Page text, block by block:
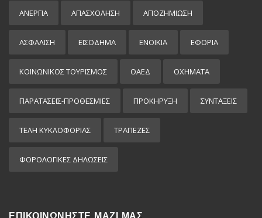
ΑΝΕΡΓΙΑ ΑΠΑΣΧΟΛΗΣΗ ΑΠΟΖΗΜΙΩΣΗ
ΑΣΦΑΛΙΣΗ ΕΙΣΌΔΗΜΑ ΕΝΟΙΚΙΑ ΕΦΟΡΙΑ
ΚΟΙΝΩΝΙΚΟΣ ΤΟΥΡΙΣΜΟΣ ΟΑΕΔ ΟΧΗΜΑΤΑ
ΠΑΡΑΤΑΣΕΙΣ-ΠΡΟΘΕΣΜΙΕΣ ΠΡΟΚΉΡΥΞΗ ΣΥΝΤΑΞΕΙΣ
ΤΕΛΗ ΚΥΚΛΟΦΟΡΙΑΣ ΤΡΑΠΕΖΕΣ
ΦΟΡΟΛΟΓΙΚΕΣ ΔΗΛΩΣΕΙΣ